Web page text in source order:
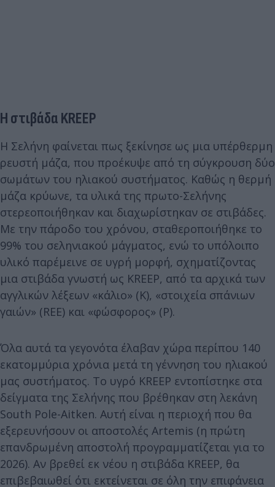
Η στιβάδα KREEP
Η Σελήνη φαίνεται πως ξεκίνησε ως μια υπέρθερμη
ρευστή μάζα, που προέκυψε από τη σύγκρουση δύο
σωμάτων του ηλιακού συστήματος. Καθώς η θερμή
μάζα κρύωνε, τα υλικά της πρωτο-Σελήνης
στερεοποιήθηκαν και διαχωρίστηκαν σε στιβάδες.
Με την πάροδο του χρόνου, σταθεροποιήθηκε το
99% του σεληνιακού μάγματος, ενώ το υπόλοιπο
υλικό παρέμεινε σε υγρή μορφή, σχηματίζοντας
μια στιβάδα γνωστή ως KREEP, από τα αρχικά των
αγγλικών λέξεων «κάλιο» (K), «στοιχεία σπάνιων
γαιών» (REE) και «φώσφορος» (P).
Όλα αυτά τα γεγονότα έλαβαν χώρα περίπου 140
εκατομμύρια χρόνια μετά τη γέννηση του ηλιακού
μας συστήματος. Το υγρό KREEP εντοπίστηκε στα
δείγματα της Σελήνης που βρέθηκαν στη λεκάνη
South Pole-Aitken. Αυτή είναι η περιοχή που θα
εξερευνήσουν οι αποστολές Artemis (η πρώτη
επανδρωμένη αποστολή προγραμματίζεται για το
2026). Αν βρεθεί εκ νέου η στιβάδα KREEP, θα
επιβεβαιωθεί ότι εκτείνεται σε όλη την επιφάνεια